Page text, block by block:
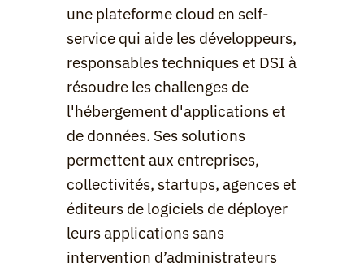
une plateforme cloud en self-
service qui aide les développeurs,
responsables techniques et DSI à
résoudre les challenges de
l'hébergement d'applications et
de données. Ses solutions
permettent aux entreprises,
collectivités, startups, agences et
éditeurs de logiciels de déployer
leurs applications sans
intervention d’administrateurs